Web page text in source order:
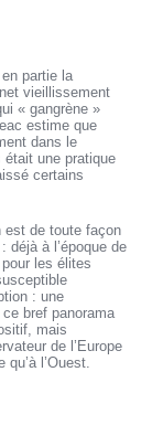
partie la
vieillissement
« gangrène »
estime que
dans le
était une pratique
certains
est de toute façon
à l’époque de
les élites
: une
bref panorama
mais
de l’Europe
l’Ouest.